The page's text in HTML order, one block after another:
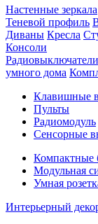
Настенные зеркала
Теневой профиль
Диваны Кресла
Консоли
Радиовыключатели
умного дома
Клавишные
Пульты
Радиомодуль
Сенсорные
Компактные
Модульная
Умная
Интерьерный